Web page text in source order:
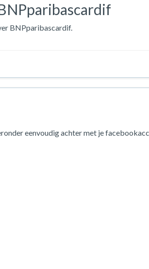
BNPparibascardif.
eenvoudig achter met je